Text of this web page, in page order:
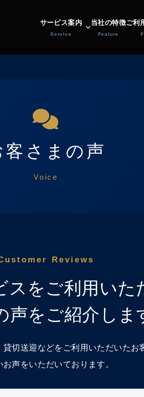
サービス案内
Service
当社の特徴
Feature
ご利
客さまの声
Voice
Reviews
スをご利用いた
声をご紹介しま
切送迎などをご利用いただいたお
お声をいただいております。